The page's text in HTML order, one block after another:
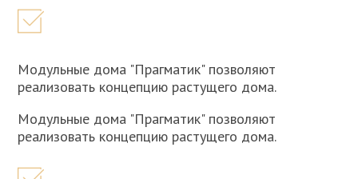
Модульные дома "Прагматик" позволяют
реализовать концепцию растущего дома.
Модульные дома "Прагматик" позволяют
реализовать концепцию растущего дома.